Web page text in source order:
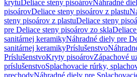
krytuDeliace steny pisoárovNáhradné
pisoárovDeliace steny pisoárov z plastu
steny pisoárov z plastuDeliace steny
pre Deliace steny pisoárov zo skla
sanitárnej keramikyNáhradné diely pre
sanitárnej keramikyPríslušenstvo
PríslušenstvoKryty pisoárovZápachové
príslušenstvoSplachovacie rúrky,
prechodyNáhradné diely pre